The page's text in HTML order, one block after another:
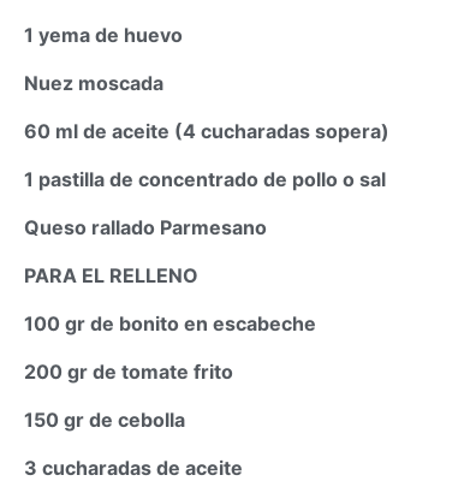
1 yema de huevo
Nuez moscada
60 ml de aceite (4 cucharadas sopera)
1 pastilla de concentrado de pollo o sal
Queso rallado Parmesano
PARA EL RELLENO
100 gr de bonito en escabeche
200 gr de tomate frito
150 gr de cebolla
3 cucharadas de aceite